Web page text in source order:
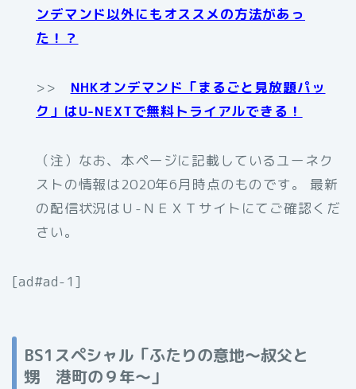
ンデマンド以外にもオススメの方法があっ
た！？
>> NHKオンデマンド「まるごと見放題パッ
ク」はU-NEXTで無料トライアルできる！
（注）なお、本ページに記載しているユーネク
ストの情報は2020年6月時点のものです。 最新
の配信状況はＵ-ＮＥＸＴサイトにてご確認くだ
さい。
[ad#ad-1]
BS1スペシャル「ふたりの意地～叔父と
甥 港町の９年～」